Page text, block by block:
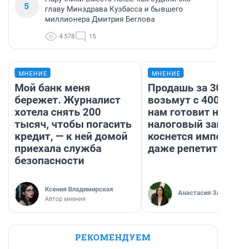
5
главу Минздрава Кузбасса и бывшего
миллионера Дмитрия Беглова
4 578 15
МНЕНИЕ
Мой банк меня
бережет. Журналист
хотела снять 200
тысяч, чтобы погасить
кредит, — к ней домой
приехала служба
безопасности
Ксения Владимирская
Автор мнения
МНЕНИЕ
Продашь за
возьмут с
нам готовит
налоговый
коснется
даже
Анастасия
РЕКОМЕНДУЕМ